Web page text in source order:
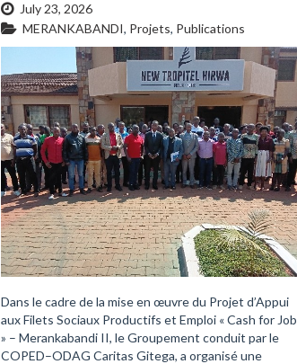
July 23, 2026
MERANKABANDI, Projets, Publications
Dans le cadre de la mise en œuvre du Projet d’Appui
aux Filets Sociaux Productifs et Emploi « Cash for
» – Merankabandi II, le Groupement conduit par le
COPED–ODAG Caritas Gitega, a organisé une